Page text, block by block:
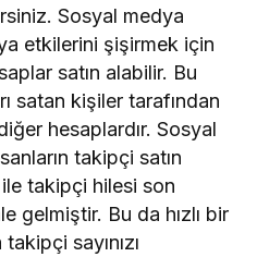
Sosyal medya
etkilerini şişirmek için
satın alabilir. Bu
satan kişiler tarafından
hesaplardır. Sosyal
takipçi satın
ile takipçi hilesi son
gelmiştir. Bu da hızlı bir
sayınızı